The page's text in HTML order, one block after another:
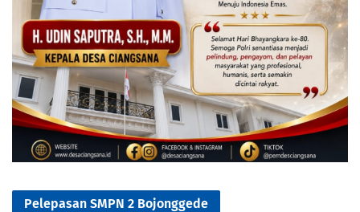
Pelepasan SMPN 2 Bojonggede